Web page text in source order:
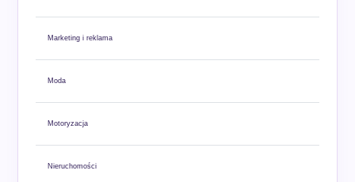
Marketing i reklama
Moda
Motoryzacja
Nieruchomości